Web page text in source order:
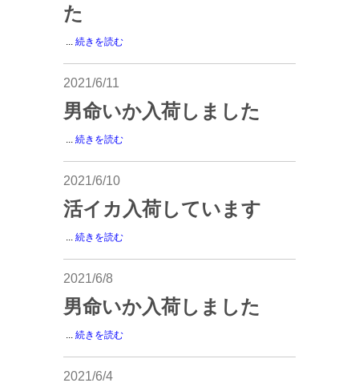
た
... 続きを読む
2021/6/11
男命いか入荷しました
... 続きを読む
2021/6/10
活イカ入荷しています
... 続きを読む
2021/6/8
男命いか入荷しました
... 続きを読む
2021/6/4